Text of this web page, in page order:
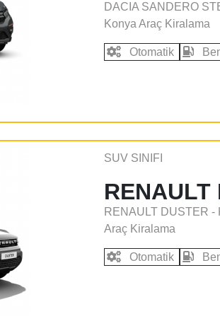
DACIA SANDERO
Konya Araç Kiralama
Otomatik
SUV SINIFI
RENAULT
RENAULT DUSTER -
Araç Kiralama
Otomatik